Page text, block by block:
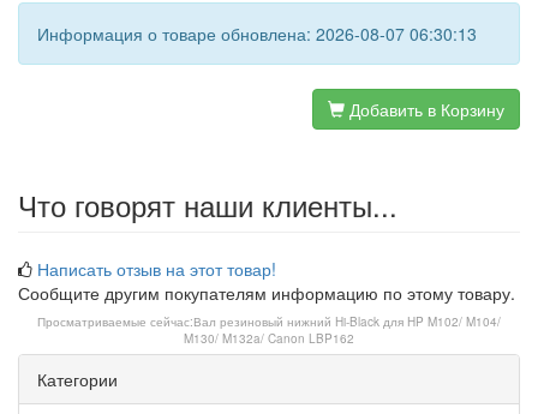
Информация о товаре обновлена: 2026-08-07 06:30:13
Добавить в Корзину
Что говорят наши клиенты...
Написать отзыв на этот товар!
Сообщите другим покупателям информацию по этому товару.
Просматриваемые сейчас:Вал резиновый нижний Hi-Black для HP M102/ M104/
M130/ M132a/ Canon LBP162
Категории